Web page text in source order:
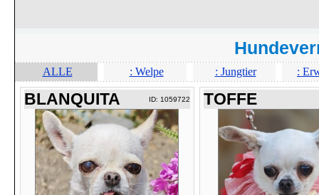
ALLE : Welpe : Jungtier :
BLANQUITA ID: 1059722 TOFFE